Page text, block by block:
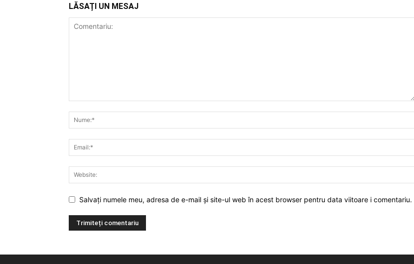
LĂSAȚI UN MESAJ
Salvați numele meu, adresa de e-mail și site-ul web în acest browser pentru data viitoare i comentariu.